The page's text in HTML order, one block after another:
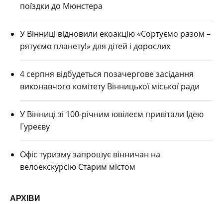
поїздки до Мюнстера
У Вінниці відновили екоакцію «Сортуємо разом –
рятуємо планету!» для дітей і дорослих
4 серпня відбудеться позачергове засідання
виконавчого комітету Вінницької міської ради
У Вінниці зі 100-річним ювілеєм привітали Ідею
Гуреєву
Офіс туризму запрошує вінничан на
велоекскурсію Старим містом
АРХІВИ